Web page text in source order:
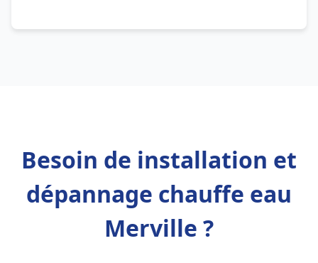
Besoin de installation et
dépannage chauffe eau
Merville ?